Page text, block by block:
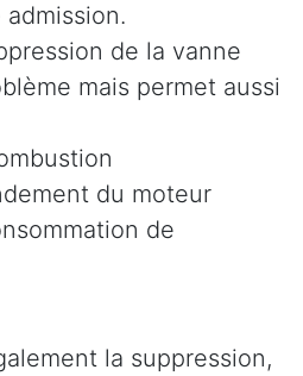
de la vanne
mais permet aussi
du moteur
de
la suppression,